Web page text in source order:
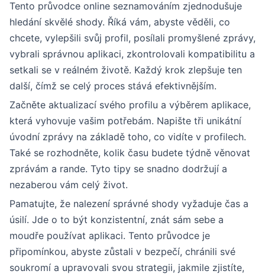
Tento průvodce online seznamováním zjednodušuje
hledání skvělé shody. Říká vám, abyste věděli, co
chcete, vylepšili svůj profil, posílali promyšlené zprávy,
vybrali správnou aplikaci, zkontrolovali kompatibilitu a
setkali se v reálném životě. Každý krok zlepšuje ten
další, čímž se celý proces stává efektivnějším.
Začněte aktualizací svého profilu a výběrem aplikace,
která vyhovuje vašim potřebám. Napište tři unikátní
úvodní zprávy na základě toho, co vidíte v profilech.
Také se rozhodněte, kolik času budete týdně věnovat
zprávám a rande. Tyto tipy se snadno dodržují a
nezaberou vám celý život.
Pamatujte, že nalezení správné shody vyžaduje čas a
úsilí. Jde o to být konzistentní, znát sám sebe a
moudře používat aplikaci. Tento průvodce je
připomínkou, abyste zůstali v bezpečí, chránili své
soukromí a upravovali svou strategii, jakmile zjistíte,